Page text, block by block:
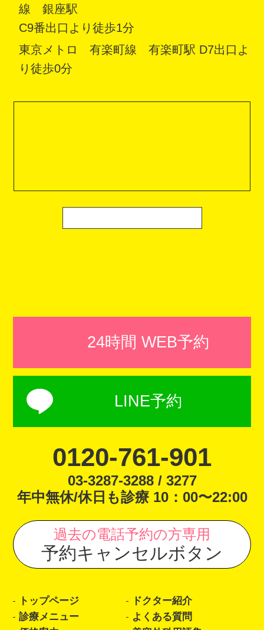
線 銀座駅
C9番出口より徒歩1分
東京メトロ 有楽町線 有楽町駅 D7出口よ
り徒歩0分
24時間 WEB予約
LINE予約
0120-761-901
03-3287-3288 / 3277
年中無休/休日も診療 10：00〜22:00
過去の電話予約の方専用
予約キャンセルボタン
トップページ
ドクター紹介
診療メニュー
よくある質問